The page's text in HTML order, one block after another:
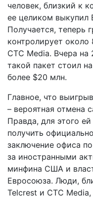
человек, близкий к
ее целиком выкупил
Получается, теперь
контролирует около
CTC Media. Вчера на
такой пакет стоил
более $20 млн.
Главное, что
– вероятная отмена
Правда, для этого
получить
заключение офиса
за иностранными
минфина США и
Евросоюза. Люди,
Telcrest и CTC